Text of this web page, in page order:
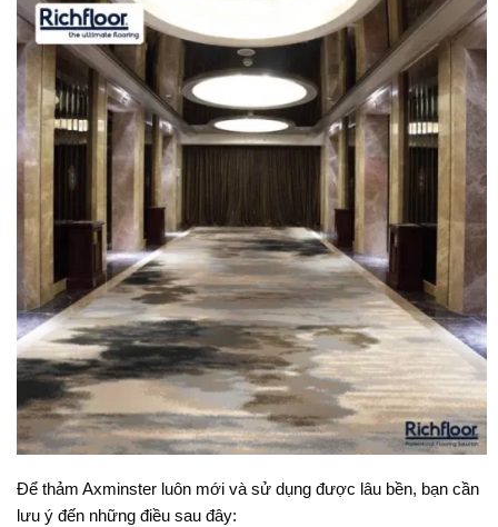
Để thảm Axminster luôn mới và sử dụng được lâu bền, bạn cần
lưu ý đến những điều sau đây: